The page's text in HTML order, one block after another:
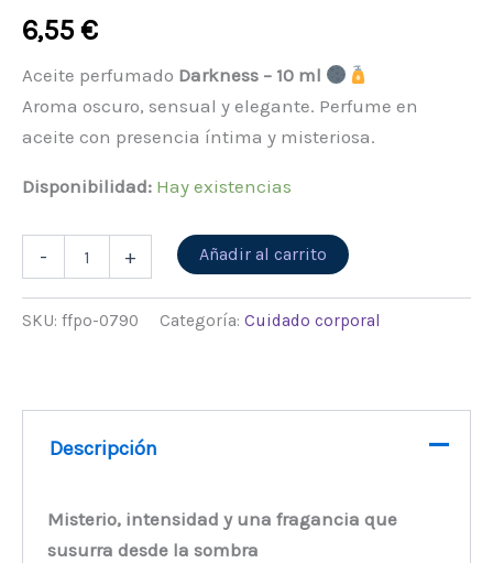
6,55 €
Aceite perfumado Darkness – 10 ml
Aroma oscuro, sensual y elegante. Perfume en
aceite con presencia íntima y misteriosa.
Disponibilidad: Hay existencias
- + Añadir al carrito
SKU: ffpo-0790 Categoría: Cuidado corporal
Descripción
Misterio, intensidad y una fragancia que
susurra desde la sombra